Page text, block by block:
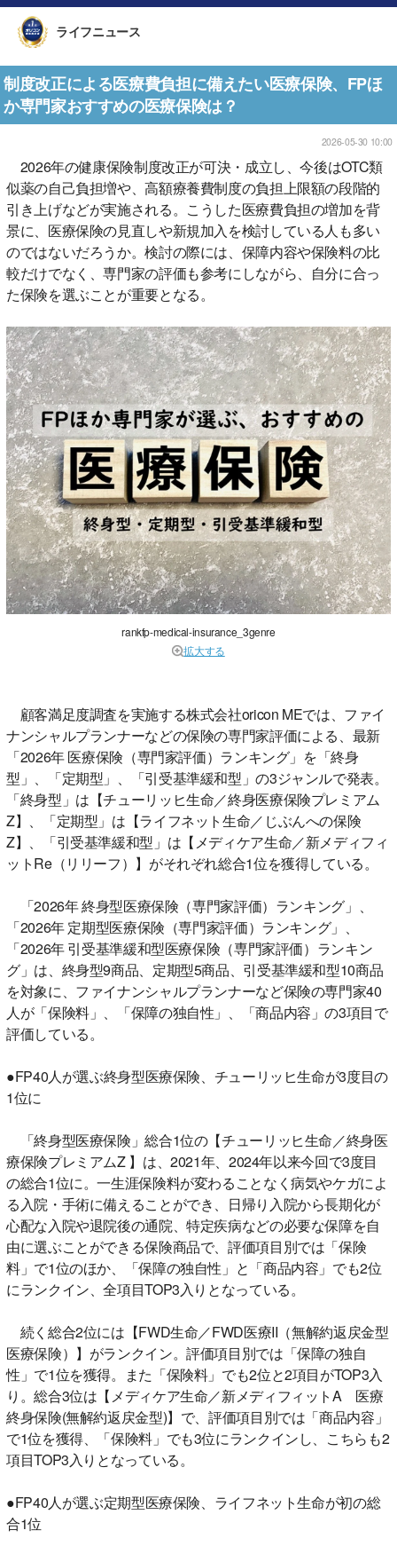
ライフニュース
制度改正による医療費負担に備えたい医療保険、FPほ
か専門家おすすめの医療保険は？
2026-05-30 10:00
2026年の健康保険制度改正が可決・成立し、今後はOTC類
似薬の自己負担増や、高額療養費制度の負担上限額の段階的
引き上げなどが実施される。こうした医療費負担の増加を背
景に、医療保険の見直しや新規加入を検討している人も多い
のではないだろうか。検討の際には、保障内容や保険料の比
較だけでなく、専門家の評価も参考にしながら、自分に合っ
た保険を選ぶことが重要となる。
rankfp-medical-insurance_3genre
拡大する
顧客満足度調査を実施する株式会社oricon MEでは、ファイ
ナンシャルプランナーなどの保険の専門家評価による、最新
「2026年 医療保険（専門家評価）ランキング」を「終身
型」、「定期型」、「引受基準緩和型」の3ジャンルで発表。
「終身型」は【チューリッヒ生命／終身医療保険プレミアム
Z】、「定期型」は【ライフネット生命／じぶんへの保険
Z】、「引受基準緩和型」は【メディケア生命／新メディフィ
ットRe（リリーフ）】がそれぞれ総合1位を獲得している。
「2026年 終身型医療保険（専門家評価）ランキング」、
「2026年 定期型医療保険（専門家評価）ランキング」、
「2026年 引受基準緩和型医療保険（専門家評価）ランキン
グ」は、終身型9商品、定期型5商品、引受基準緩和型10商品
を対象に、ファイナンシャルプランナーなど保険の専門家40
人が「保険料」、「保障の独自性」、「商品内容」の3項目で
評価している。
●FP40人が選ぶ終身型医療保険、チューリッヒ生命が3度目の
1位に
「終身型医療保険」総合1位の【チューリッヒ生命／終身医
療保険プレミアムZ 】は、2021年、2024年以来今回で3度目
の総合1位に。一生涯保険料が変わることなく病気やケガによ
る入院・手術に備えることができ、日帰り入院から長期化が
心配な入院や退院後の通院、特定疾病などの必要な保障を自
由に選ぶことができる保険商品で、評価項目別では「保険
料」で1位のほか、「保障の独自性」と「商品内容」でも2位
にランクイン、全項目TOP3入りとなっている。
続く総合2位には【FWD生命／FWD医療II（無解約返戻金型
医療保険）】がランクイン。評価項目別では「保障の独自
性」で1位を獲得。また「保険料」でも2位と2項目がTOP3入
り。総合3位は【メディケア生命／新メディフィットA 医療
終身保険(無解約返戻金型)】で、評価項目別では「商品内容」
で1位を獲得、「保険料」でも3位にランクインし、こちらも2
項目TOP3入りとなっている。
●FP40人が選ぶ定期型医療保険、ライフネット生命が初の総
合1位